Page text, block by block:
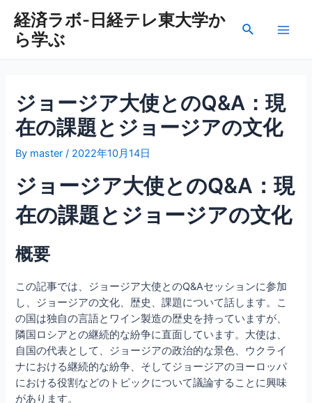
経済ラボ-日経テレ東大学か
ら学ぶ
検
ジョージア大使とのQ&A：現
在の課題とジョージアの文化
By master / 2022年10月14日
ジョージア大使とのQ&A：現
在の課題とジョージアの文化
概要
この記事では、ジョージア大使とのQ&Aセッションに参加
し、ジョージアの文化、歴史、課題について話します。こ
の国は独自の言語とワイン製造の歴史を持っていますが、
隣国ロシアとの継続的な紛争に直面しています。大使は、
自国の代表として、ジョージアの政治的な景色、ウクライ
ナにおける継続的な紛争、そしてジョージアのヨーロッパ
における役割などのトピックについて議論することに興味
があります。